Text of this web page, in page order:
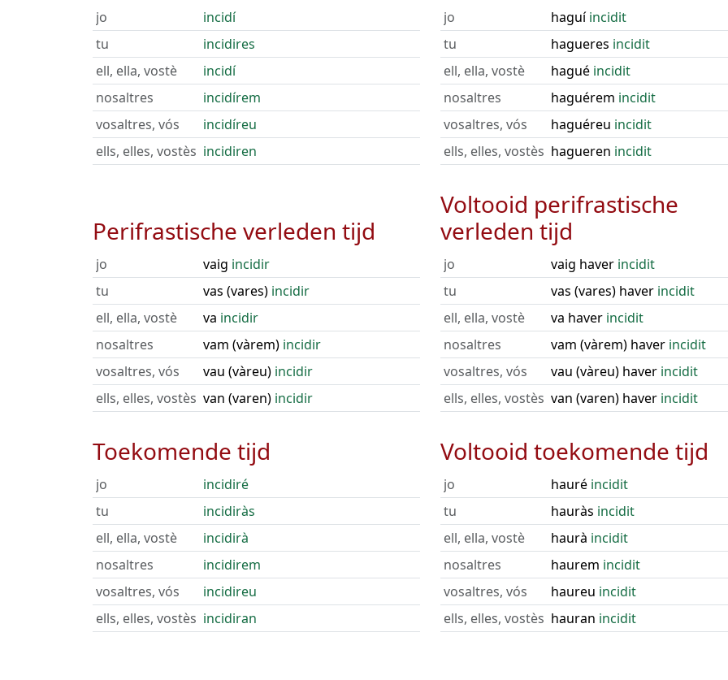
jo
incidí
tu
incidires
ell, ella, vostè
incidí
nosaltres
incidírem
vosaltres, vós
incidíreu
ells, elles, vostès incidiren
Perifrastische verleden tijd
jo vaig incidir
tu
vas (vares) incidir
ell, ella, vostè
va incidir
nosaltres
vam (vàrem) incidir
vosaltres, vós
vau (vàreu) incidir
ells, elles, vostès van (varen) incidir
Toekomende tijd
jo
incidiré
tu
incidiràs
ell, ella, vostè
incidirà
nosaltres
incidirem
vosaltres, vós
incidireu
ells, elles, vostès incidiran
jo haguíincidit
tu
hagueres incidit
ell, ella, vostè
hagué incidit
nosaltres
haguérem incidit
vosaltres, vós
haguéreu incidit
ells, elles, vostès hagueren incidit
Voltooid perifrastische
verleden tijd
jo vaig haver incidit
tu
vas (vares) haver incidit
ell, ella, vostè
va haver incidit
nosaltres
vam (vàrem) haver incidit
vosaltres, vós
vau (vàreu) haver incidit
ells, elles, vostès van (varen) haver incidit
Voltooid toekomende tijd
jo hauré incidit
tu
hauràs incidit
ell, ella, vostè
haurà incidit
nosaltres
haurem incidit
vosaltres, vós
haureu incidit
ells, elles, vostès hauran incidit